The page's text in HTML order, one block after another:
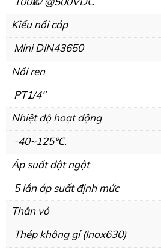
Kiểu nối cáp
Mini DIN43650
Nối ren
PT1/4″
Nhiệt độ hoạt động
-40~125℃.
Áp suất đột ngột
5 lần áp suất định mức
Thân vỏ
Thép không gỉ (Inox630)